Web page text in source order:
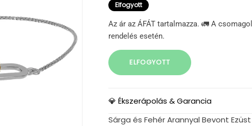
Elfogyott
Az ár az ÁFÁT tartalmazza. 🚛 A
rendelés esetén.
ELFOGYOTT
💎 Ékszerápolás & Garancia
Sárga és Fehér Arannyal Bevont